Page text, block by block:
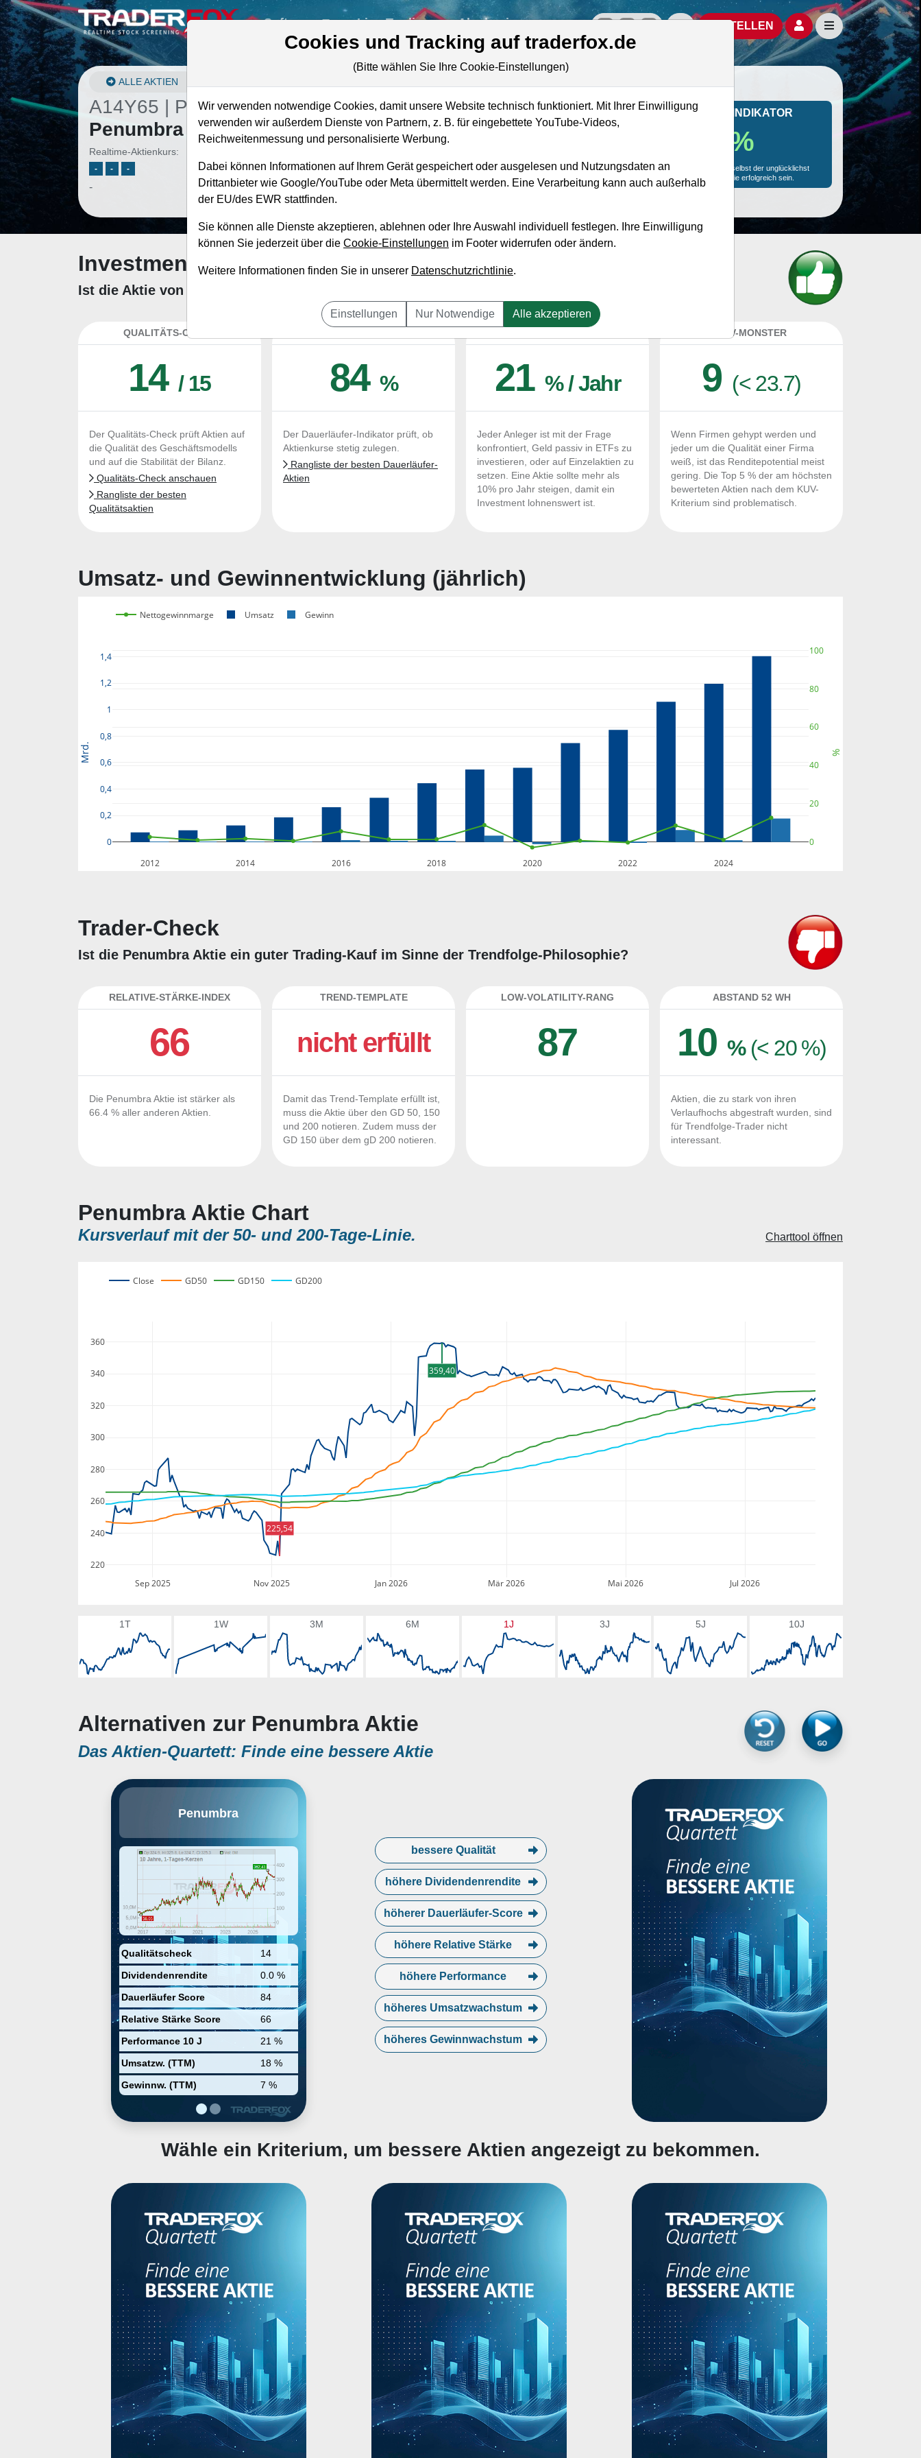
Software Live-Trading Akademie offizielle Social Media-AccountsAktien- und Artikelsuche öffnen
BESTELLEN Seitennavigation
ALLE AKTIEN
A14Y65 | PEN–
Penumbra Aktie
Realtime-Aktienkurs:
- - -
-
Marktkapitalisierung 12,79 Mrd. USD
Unternehmenswert
Umsatz 1,40 Mrd. USD
MONKEY-TRADER INDIKATOR
69.1 %
Mit 69.1 % Wahrscheinlichkeit wird selbst der unglücklichst
agierende Trader mit dieser Aktie erfolgreich sein.
Investment-Check: Kaufempfehlung?
Ist die Aktie von Penumbra zum Kaufen und Liegenlassen geeignet?
QUALITÄTS-CHECK
14/ 15
Der Qualitäts-Check prüft Aktien auf
die Qualität des Geschäftsmodells
und auf die Stabilität der Bilanz.
Qualitäts-Check anschauen
Rangliste der besten
Qualitätsaktien
84 %
Der Dauerläufer-Indikator prüft, ob
Aktienkurse stetig zulegen.
Rangliste der besten Dauerläufer-
Aktien
21 % / Jahr
Jeder Anleger ist mit der Frage
konfrontiert, Geld passiv in ETFs zu
investieren, oder auf Einzelaktien zu
setzen. Eine Aktie sollte mehr als
10% pro Jahr steigen, damit ein
Investment lohnenswert ist.
KUV-MONSTER
9 (< 23.7)
Wenn Firmen gehypt werden und
jeder um die Qualität einer Firma
weiß, ist das Renditepotential meist
gering. Die Top 5 % der am höchsten
bewerteten Aktien nach dem KUV-
Kriterium sind problematisch.
Umsatz- und Gewinnentwicklung (jährlich)
2012 2014 2016 2018 2020 2022 2024
0
0,2
0,4
0,6
0,8
1
1,2
1,4
0
20
40
60
80
100
Nettogewinnmarge Umsatz Gewinn
Mrd. %
Trader-Check
Ist die Penumbra Aktie ein guter Trading-Kauf im Sinne der Trendfolge-Philosophie?
RELATIVE-STÄRKE-INDEX
66
Die Penumbra Aktie ist stärker als
66.4 % aller anderen Aktien.
TREND-TEMPLATE
nicht erfüllt
Damit das Trend-Template erfüllt ist,
muss die Aktie über den GD 50, 150
und 200 notieren. Zudem muss der
GD 150 über dem gD 200 notieren.
LOW-VOLATILITY-RANG
87
ABSTAND 52 WH
10% (< 20 %)
Aktien, die zu stark von ihren
Verlaufhochs abgestraft wurden, sind
für Trendfolge-Trader nicht
interessant.
Penumbra Aktie Chart
Kursverlauf mit der 50- und 200-Tage-Linie. Charttool öffnen
Sep 2025 Nov 2025 Jan 2026 Mär 2026 Mai 2026 Jul 2026
220
240
260
280
300
320
340
360
Close GD50 GD150 GD200
359,40
225,54
1T 1W 3M 6M 1J 3J 5J 10J
Alternativen zur Penumbra Aktie
Das Aktien-Quartett: Finde eine bessere Aktie
Penumbra
Qualitätscheck
14
Dividendenrendite
0.0 %
Dauerläufer Score
84
Relative Stärke Score
66
Performance 10 J
21 %
Umsatzw. (TTM)
18 %
Gewinnw. (TTM)
7 %
design, development,
innovative medical devices. It
offers neurovascular
thrombectomy and embolization
and access technologies,
neurosurgical tools, Penumbra
LANTERN Delivery Microcatheter,
and Penumbra Occlusion Device
(POD) system. The company was
founded by Arani Bose and Adam
Elsesser on June 21, 2004, and is
headquartered in Alameda, CA.
bessere Qualität
höhere Dividendenrendite
höherer Dauerläufer-Score
höhere Relative Stärke
höhere Performance
höheres Umsatzwachstum
höheres Gewinnwachstum
Wähle ein Kriterium, um bessere Aktien angezeigt zu bekommen.
Cookies und Tracking auf traderfox.de
(Bitte wählen Sie Ihre Cookie-Einstellungen)
Wir verwenden notwendige Cookies, damit unsere Website technisch funktioniert. Mit Ihrer Einwilligung
verwenden wir außerdem Dienste von Partnern, z. B. für eingebettete YouTube-Videos,
Reichweitenmessung und personalisierte Werbung.
Dabei können Informationen auf Ihrem Gerät gespeichert oder ausgelesen und Nutzungsdaten an
Drittanbieter wie Google/YouTube oder Meta übermittelt werden. Eine Verarbeitung kann auch außerhalb
der EU/des EWR stattfinden.
Sie können alle Dienste akzeptieren, ablehnen oder Ihre Auswahl individuell festlegen. Ihre Einwilligung
können Sie jederzeit über die Cookie-Einstellungen im Footer widerrufen oder ändern.
Weitere Informationen finden Sie in unserer Datenschutzrichtlinie.
Einstellungen Nur Notwendige Alle akzeptieren